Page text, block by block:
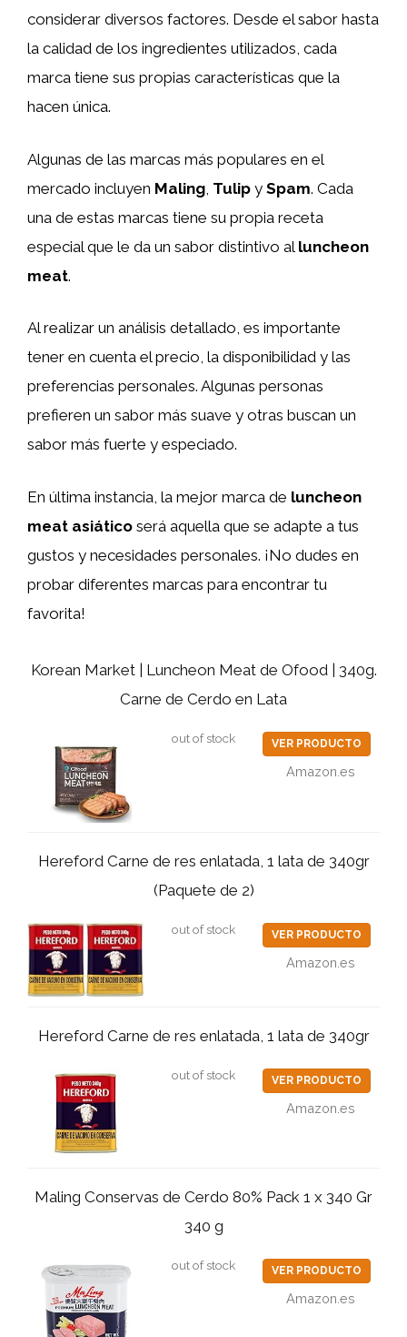
considerar diversos factores. Desde el sabor hasta
la calidad de los ingredientes utilizados, cada
marca tiene sus propias características que la
hacen única.
Algunas de las marcas más populares en el
mercado incluyen Maling Tulip y Spam. Cada
una de estas marcas tiene su propia receta
especial que le da un sabor distintivo al luncheon
meat.
Al realizar un análisis detallado, es importante
tener en cuenta el precio, la disponibilidad y las
preferencias personales. Algunas personas
prefieren un sabor más suave y otras buscan un
sabor más fuerte y especiado.
En última instancia, la mejor marca de luncheon
meat asiático será aquella que se adapte a tus
gustos y necesidades personales. ¡No dudes en
probar diferentes marcas para encontrar tu
favorita!
Korean Market | Luncheon Meat de Ofood | 340g.
Carne de Cerdo en Lata
out of stock VER PRODUCTO
Amazon.es
Hereford Carne de res enlatada, 1 lata de 340gr
(Paquete de 2)
out of stock VER PRODUCTO
Amazon.es
Hereford Carne de res enlatada, 1 lata de 340gr
out of stock VER PRODUCTO
Amazon.es
Maling Conservas de Cerdo 80% Pack 1 x 340 Gr
340 g
out of stock VER PRODUCTO
Amazon.es